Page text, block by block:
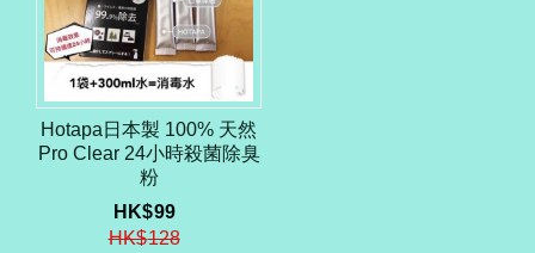
Hotapa日本製 100% 天然
Pro Clear 24小時殺菌除臭
粉
HK$99
HK$128